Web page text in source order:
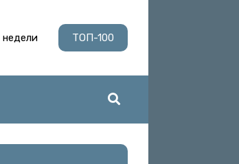
недели ТОП-100